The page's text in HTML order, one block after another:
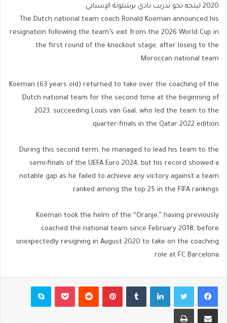
2020 ليتجه نحو تدريب نادي برشلونة الإسباني.
The Dutch national team coach Ronald Koeman announced his
resignation following the team’s exit from the 2026 World Cup in
the first round of the knockout stage, after losing to the
Moroccan national team.
Koeman (63 years old) returned to take over the coaching of the
Dutch national team for the second time at the beginning of
2023, succeeding Louis van Gaal, who led the team to the
quarter-finals in the Qatar 2022 edition.
During this second term, he managed to lead his team to the
semi-finals of the UEFA Euro 2024, but his record showed a
notable gap as he failed to achieve any victory against a team
ranked among the top 25 in the FIFA rankings.
Koeman took the helm of the “Oranje,” having previously
coached the national team since February 2018, before
unexpectedly resigning in August 2020 to take on the coaching
role at FC Barcelona.
فيسبوكتويتر لينكدإن بينتيريست بوكيت سكايب
مشاركة عبر البريد طباعة